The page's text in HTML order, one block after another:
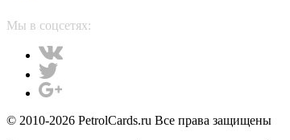
Мы в соцсетях:
© 2010-2026 PetrolCards.ru Все права защищены